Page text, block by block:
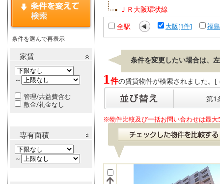
条件を選んで再表示
家賃
～
管理/共益費含む
敷金/礼金なし
専有面積
～
ＪＲ大阪環状線
全駅
大阪[1件] 福
条件を変更したい場合は、
1件の賃貸物件が検索されました。
第1
※物件比較及び一括お問い合わせは最大